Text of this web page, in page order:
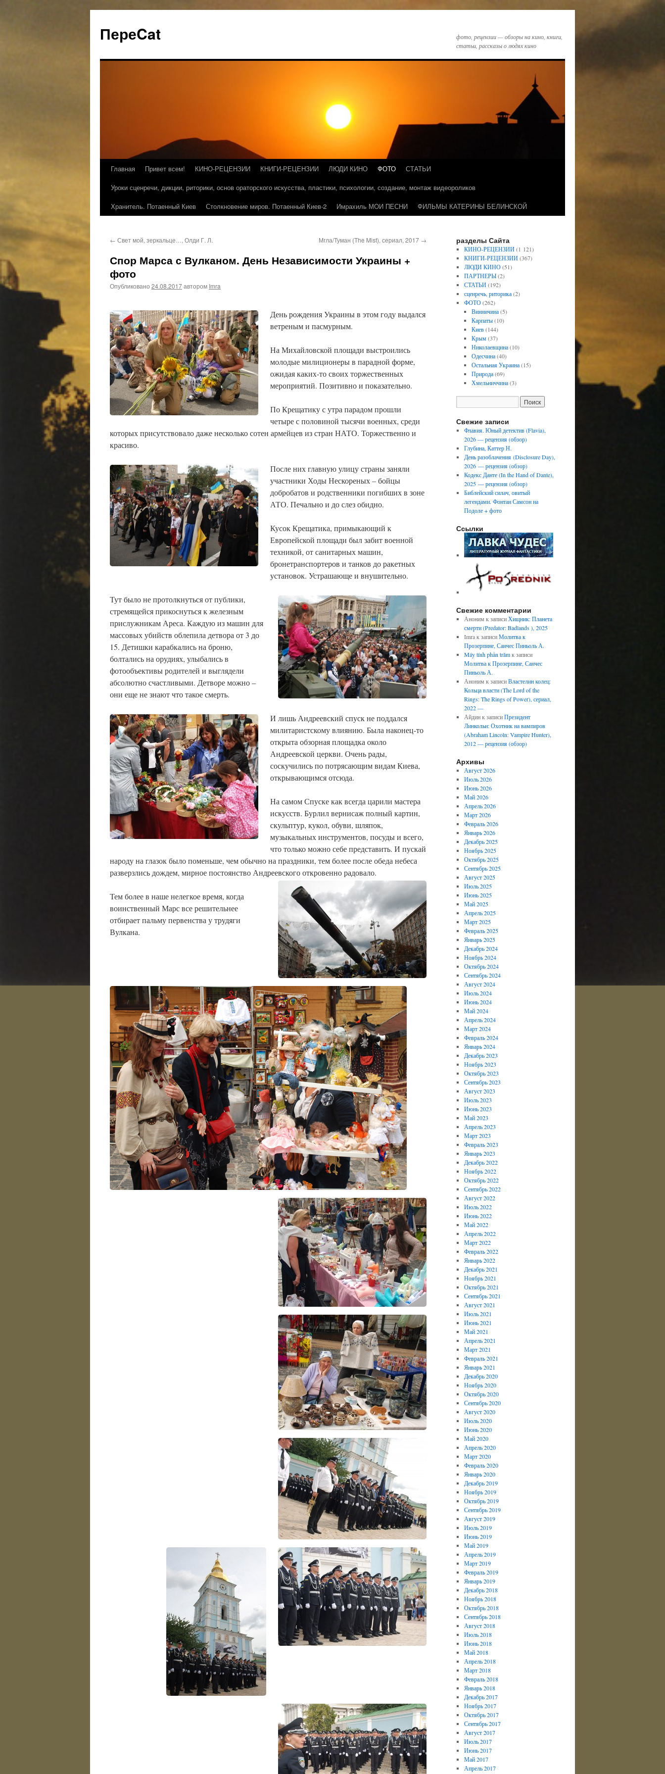
ПереCat
фото, рецензии — обзоры на кино, книги,
статьи, рассказы о людях кино
Главная Привет всем! КИНО-РЕЦЕНЗИИ КНИГИ-РЕЦЕНЗИИ ЛЮДИ КИНО ФОТО
СТАТЬИ
Уроки сценречи, дикции, риторики, основ ораторского искусства, пластики, психологии, создание, монтаж видеороликов
Хранитель. Потаенный Киев
Столкновение миров. Потаенный Киев-2 Имрахиль МОИ ПЕСНИ ФИЛЬМЫ КАТЕРИНЫ БЕЛИНСКОЙ
← Свет мой, зеркальце…, Олди Г. Л. Мгла/Туман (The Mist), сериал, 2017 →
Спор Марса с Вулканом. День Независимости Украины +
фото
Опубликовано 24.08.2017автором Imra
День рождения Украины в этом году выдался
ветреным и пасмурным.
На Михайловской площади выстроились
молодые милиционеры в парадной форме,
ожидая каких-то своих торжественных
мероприятий. Позитивно и показательно.
По Крещатику с утра парадом прошли
четыре с половиной тысячи военных, среди
которых присутствовало даже несколько сотен армейцев из стран НАТО. Торжественно и
красиво.
После них главную улицу страны заняли
участники Ходы Нескореных – бойцы
добробатов и родственники погибших в зоне
АТО. Печально и до слез обидно.
Кусок Крещатика, примыкающий к
Европейской площади был забит военной
техникой, от санитарных машин,
бронетранспортеров и танков до ракетных
установок. Устрашающе и внушительно.
Тут было не протолкнуться от публики,
стремящейся прикоснуться к железным
прислужникам Ареса. Каждую из машин для
массовых убийств облепила детвора от 3 до
15. Детишки карабкались на броню,
болтались на орудиях, улыбались в
фотообъективы родителей и выглядели
абсолютно счастливыми. Детворе можно –
они еще не знают что такое смерть.
И лишь Андреевский спуск не поддался
милитаристскому влиянию. Была наконец-то
открыта обзорная площадка около
Андреевской церкви. Очень рады,
соскучились по потрясающим видам Киева,
открывающимся отсюда.
На самом Спуске как всегда царили мастера
искусств. Бурлил вернисаж полный картин,
скульптур, кукол, обуви, шляпок,
музыкальных инструментов, посуды и всего,
что только можно себе представить. И пускай
народу на глазок было поменьше, чем обычно на праздники, тем более после обеда небеса
разверзлись дождем, мирное постоянство Андреевского откровенно радовало.
Тем более в наше нелегкое время, когда
воинственный Марс все решительнее
отбирает пальму первенства у трудяги
Вулкана.
разделы Сайта
КИНО-РЕЦЕНЗИИ(1 121)
КНИГИ-РЕЦЕНЗИИ(367)
ЛЮДИ КИНО(51)
ПАРТНЕРЫ(2)
СТАТЬИ(192)
сценречь, риторика(2)
ФОТО(262)
Винничина(5)
Карпаты(10)
Киев(144)
Крым(37)
Николаевщина(10)
Одесчина(40)
Остальная Украина(15)
Природа(69)
Хмельниччина(3)
Свежие записи
Флавия. Юный детектив (Flavia),
2026 — рецензия (обзор)
Глубина, Каттер Н.
День разоблачения (Disclosure Day),
2026 — рецензия (обзор)
Кодекс Данте (In the Hand of Dante),
2025 — рецензия (обзор)
Библейский силач, овитый
легендами. Фонтан Самсон на
Подоле + фото
Ссылки
Свежие комментарии
Аноним к записиХищник: Планета
смерти (Predator: Badlands ), 2025
Imraк записиМолитва к
Прозерпине, Санчес Пиньоль А.
Máy tính phần trămк записи
Молитва к Прозерпине, Санчес
Пиньоль А.
Аноним к записиВластелин колец:
Кольца власти (The Lord of the
Rings: The Rings of Power), сериал,
2022 —
Айдинк записиПрезидент
Линкольн: Охотник на вампиров
(Abraham Lincoln: Vampire Hunter),
2012 — рецензия (обзор)
Архивы
Август 2026
Июль 2026
Июнь 2026
Май 2026
Апрель 2026
Март 2026
Февраль 2026
Январь 2026
Декабрь 2025
Ноябрь 2025
Октябрь 2025
Сентябрь 2025
Август 2025
Июль 2025
Июнь 2025
Май 2025
Апрель 2025
Март 2025
Февраль 2025
Январь 2025
Декабрь 2024
Ноябрь 2024
Октябрь 2024
Сентябрь 2024
Август 2024
Июль 2024
Июнь 2024
Май 2024
Апрель 2024
Март 2024
Февраль 2024
Январь 2024
Декабрь 2023
Ноябрь 2023
Октябрь 2023
Сентябрь 2023
Август 2023
Июль 2023
Июнь 2023
Май 2023
Апрель 2023
Март 2023
Февраль 2023
Январь 2023
Декабрь 2022
Ноябрь 2022
Октябрь 2022
Сентябрь 2022
Август 2022
Июль 2022
Июнь 2022
Май 2022
Апрель 2022
Март 2022
Февраль 2022
Январь 2022
Декабрь 2021
Ноябрь 2021
Октябрь 2021
Сентябрь 2021
Август 2021
Июль 2021
Июнь 2021
Май 2021
Апрель 2021
Март 2021
Февраль 2021
Январь 2021
Декабрь 2020
Ноябрь 2020
Октябрь 2020
Сентябрь 2020
Август 2020
Июль 2020
Июнь 2020
Май 2020
Апрель 2020
Март 2020
Февраль 2020
Январь 2020
Декабрь 2019
Ноябрь 2019
Октябрь 2019
Сентябрь 2019
Август 2019
Июль 2019
Июнь 2019
Май 2019
Апрель 2019
Март 2019
Февраль 2019
Январь 2019
Декабрь 2018
Ноябрь 2018
Октябрь 2018
Сентябрь 2018
Август 2018
Июль 2018
Июнь 2018
Май 2018
Апрель 2018
Март 2018
Февраль 2018
Январь 2018
Декабрь 2017
Ноябрь 2017
Октябрь 2017
Сентябрь 2017
Август 2017
Июль 2017
Июнь 2017
Май 2017
Апрель 2017